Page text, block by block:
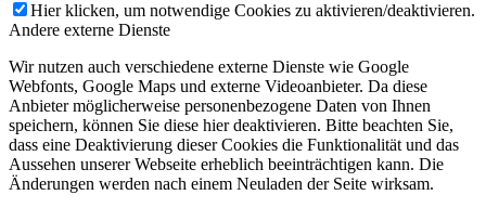
Hier klicken, um notwendige Cookies zu aktivieren/deaktivieren.
Andere externe Dienste
Wir nutzen auch verschiedene externe Dienste wie Google
Webfonts, Google Maps und externe Videoanbieter. Da diese
Anbieter möglicherweise personenbezogene Daten von Ihnen
speichern, können Sie diese hier deaktivieren. Bitte beachten Sie,
dass eine Deaktivierung dieser Cookies die Funktionalität und das
Aussehen unserer Webseite erheblich beeinträchtigen kann. Die
Änderungen werden nach einem Neuladen der Seite wirksam.